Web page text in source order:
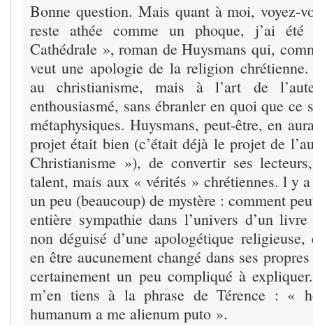
Bonne question. Mais quant à moi, voyez-
reste athée comme un phoque, j’ai
Cathédrale », roman de Huysmans qui,
veut une apologie de la religion
au christianisme, mais à l’art de
enthousiasmé, sans ébranler en quoi que ce
métaphysiques. Huysmans, peut-être, en
projet était bien (c’était déjà le projet de
Christianisme »), de convertir ses
talent, mais aux « vérités » chrétiennes. l y
un peu (beaucoup) de mystère : comment
entière sympathie dans l’univers d’un
non déguisé d’une apologétique
en être aucunement changé dans ses
certainement un peu compliqué à
m’en tiens à la phrase de Térence : «
humanum a me alienum puto ».